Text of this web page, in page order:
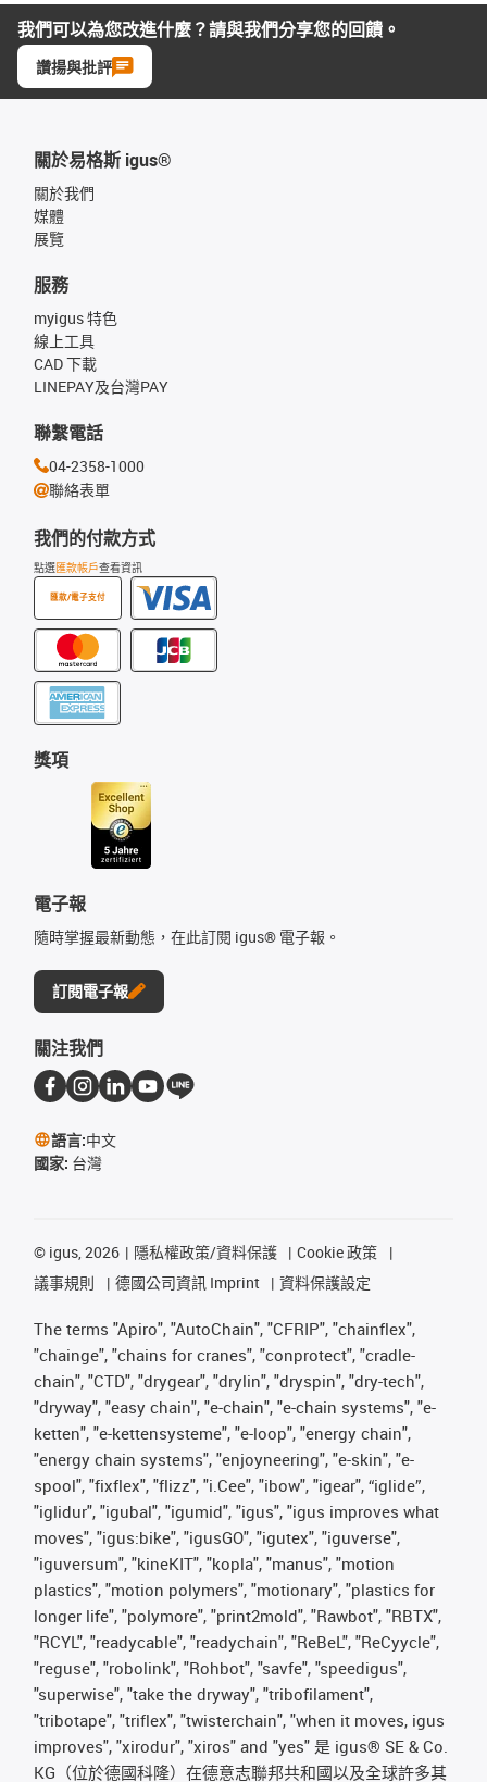
我們可以為您改進什麼？請與我們分享您的回饋。
讚揚與批評
關於易格斯 igus®
關於我們
媒體
展覽
我們的付款方式
點選匯款帳戶查看資訊
匯款/電子支付
服務
myigus 特色
線上工具
CAD 下載
LINEPAY及台灣PAY
獎項
電子報
隨時掌握最新動態，在此訂閱 igus® 電子報。
訂閱電子報
聯繫電話
04-2358-1000
聯絡表單
關注我們
語言:中文
國家: 台灣
© igus, 2026 隱私權政策/資料保護
Cookie 政策
議事規則
德國公司資訊 Imprint 資料保護設定
The terms "Apiro", "AutoChain", "CFRIP", "chainflex",
"chainge", "chains for cranes", "conprotect", "cradle-
chain", "CTD", "drygear", "drylin", "dryspin", "dry-tech",
"dryway", "easy chain", "e-chain", "e-chain systems", "e-
ketten", "e-kettensysteme", "e-loop", "energy chain",
"energy chain systems", "enjoyneering", "e-skin", "e-
spool", "fixflex", "flizz", "i.Cee", "ibow", "igear", “iglide”,
"iglidur", "igubal", "igumid", "igus", "igus improves what
moves", "igus:bike", "igusGO", "igutex", "iguverse",
"iguversum", "kineKIT", "kopla", "manus", "motion
plastics", "motion polymers", "motionary", "plastics for
longer life", "polymore", "print2mold", "Rawbot", "RBTX",
"RCYL", "readycable", "readychain", "ReBeL", "ReCyycle",
"reguse", "robolink", "Rohbot", "savfe", "speedigus",
"superwise", "take the dryway", "tribofilament",
"tribotape", "triflex", "twisterchain", "when it moves, igus
improves", "xirodur", "xiros" and "yes" 是 igus® SE & Co.
KG（位於德國科隆）在德意志聯邦共和國以及全球許多其